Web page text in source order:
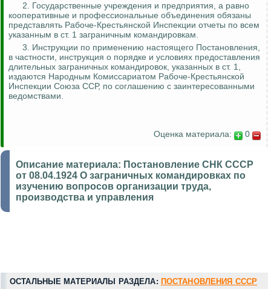
2. Государственные учреждения и предприятия, а равно
кооперативные и профессиональные объединения обязаны
представлять Рабоче-Крестьянской Инспекции отчеты по всем
указанным в ст. 1 заграничным командировкам.
3. Инструкции по применению настоящего Постановления,
в частности, инструкция о порядке и условиях предоставления
длительных заграничных командировок, указанных в ст. 1,
издаются Народным Комиссариатом Рабоче-Крестьянской
Инспекции Союза ССР, по соглашению с заинтересованными
ведомствами.
Оценка материала: 0
Описание материала: Постановление СНК СССР
от 08.04.1924 О заграничных командировках по
изучению вопросов организации труда,
производства и управления
ОСТАЛЬНЫЕ МАТЕРИАЛЫ РАЗДЕЛА: ПОСТАНОВЛЕНИЯ СССР